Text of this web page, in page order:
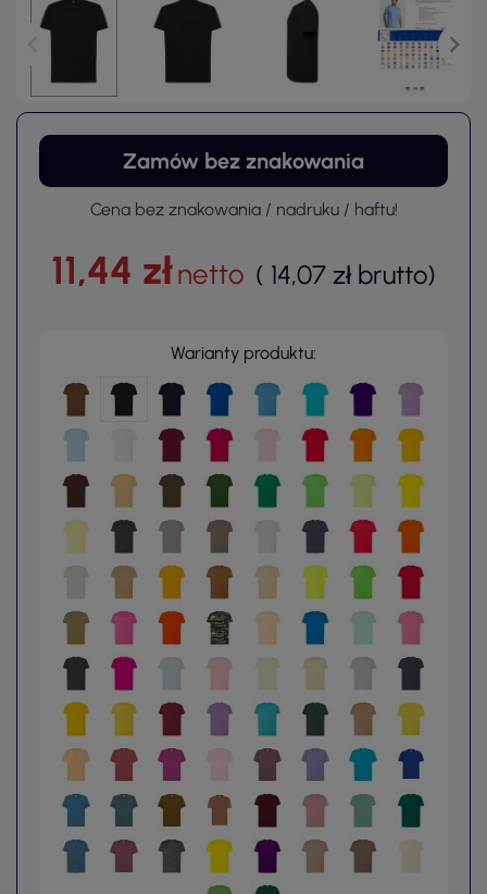
Zamów bez znakowania
Cena bez znakowania / nadruku / haftu!
11,44 złnetto ( 14,07 zł brutto)
Warianty produktu: